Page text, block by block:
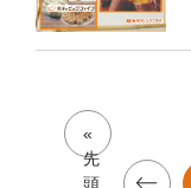
«
先
頭